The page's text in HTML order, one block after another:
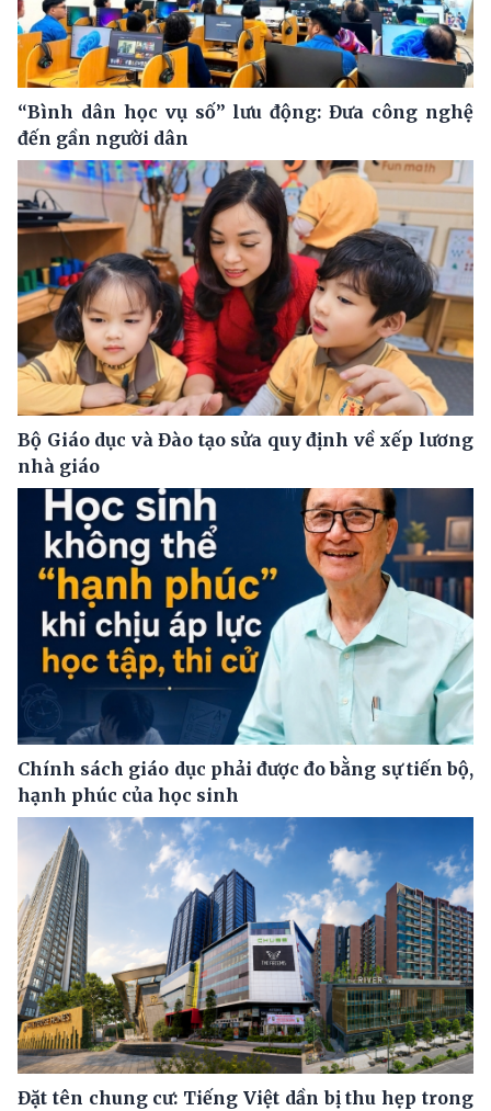
“Bình dân học vụ số” lưu động: Đưa công nghệ
đến gần người dân
Bộ Giáo dục và Đào tạo sửa quy định về xếp lương
nhà giáo
Chính sách giáo dục phải được đo bằng sự tiến bộ,
hạnh phúc của học sinh
Đặt tên chung cư: Tiếng Việt dần bị thu hẹp trong